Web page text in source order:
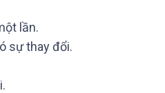
lần.
sự thay đổi.